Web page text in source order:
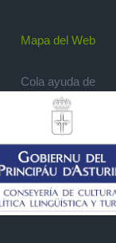
Mapa del Web
Cola ayuda de